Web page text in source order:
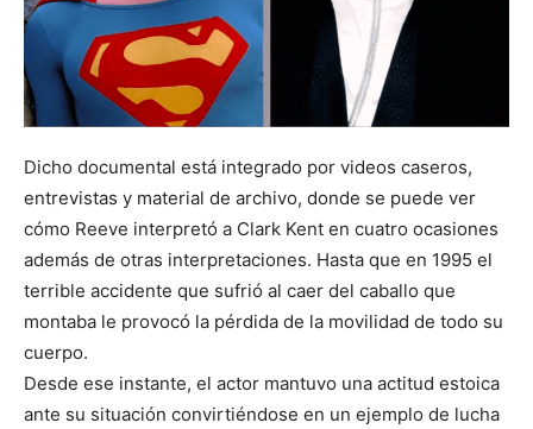
Dicho documental está integrado por videos caseros,
entrevistas y material de archivo, donde se puede ver
cómo Reeve interpretó a Clark Kent en cuatro ocasiones
además de otras interpretaciones. Hasta que en 1995 el
terrible accidente que sufrió al caer del caballo que
montaba le provocó la pérdida de la movilidad de todo su
cuerpo.
Desde ese instante, el actor mantuvo una actitud estoica
ante su situación convirtiéndose en un ejemplo de lucha